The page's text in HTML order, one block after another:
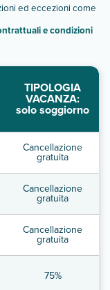
ed eccezioni come
e condizioni
TIPOLOGIA
VACANZA:
solo soggiorno
Cancellazione
gratuita
Cancellazione
gratuita
Cancellazione
gratuita
75%